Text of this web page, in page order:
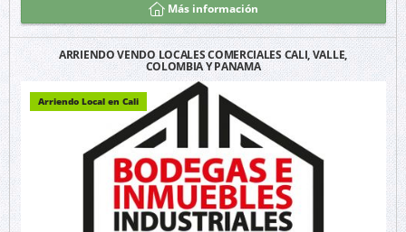
Más información
ARRIENDO VENDO LOCALES COMERCIALES CALI, VALLE,
COLOMBIA Y PANAMA
Arriendo Local en Cali